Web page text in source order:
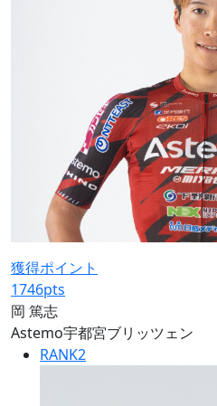
獲得ポイント
1746pts
岡 篤志
Astemo宇都宮ブリッツェン
RANK2